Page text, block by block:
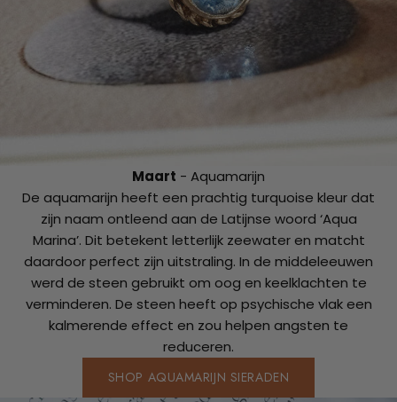
Maart - Aquamarijn
De aquamarijn heeft een prachtig turquoise kleur dat
zijn naam ontleend aan de Latijnse woord ‘Aqua
Marina’. Dit betekent letterlijk zeewater en matcht
daardoor perfect zijn uitstraling. In de middeleeuwen
werd de steen gebruikt om oog en keelklachten te
verminderen. De steen heeft op psychische vlak een
kalmerende effect en zou helpen angsten te
reduceren.
SHOP AQUAMARIJN SIERADEN